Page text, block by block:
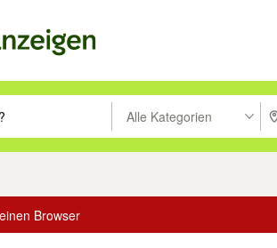
Eingabetaste drücken um zu suchen, oder
Alle Kategorien
Browser